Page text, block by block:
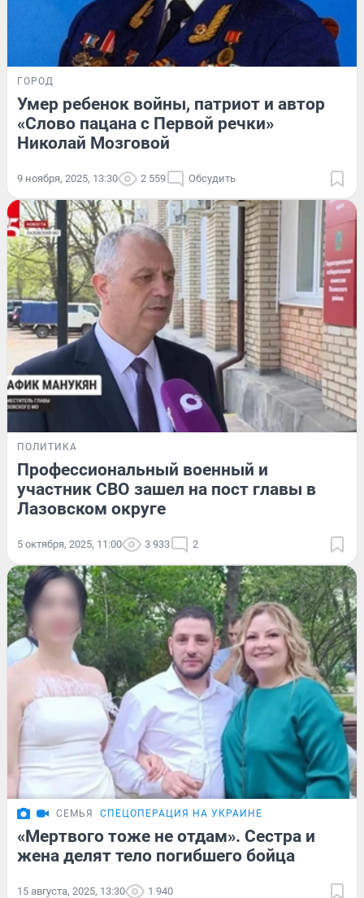
ГОРОД
Умер ребенок войны, патриот и автор
«Слово пацана с Первой речки»
Николай Мозговой
9 ноября, 2025, 13:30 2 559 Обсудить
ПОЛИТИКА
Профессиональный военный и
участник СВО зашел на пост главы в
Лазовском округе
5 октября, 2025, 11:00 3 933 2
СЕМЬЯ СПЕЦОПЕРАЦИЯ НА УКРАИНЕ
«Мертвого тоже не отдам». Сестра и
жена делят тело погибшего бойца
15 августа, 2025, 13:30 1 940